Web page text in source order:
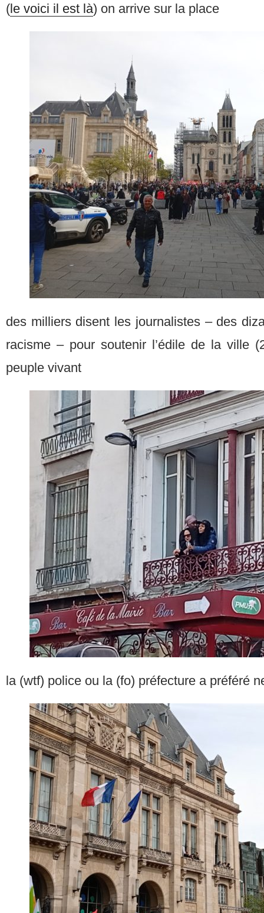
(le voici il est là) on arrive sur la place
des milliers disent les journalistes – des
racisme – pour soutenir l’édile de la ville
peuple vivant
la (wtf) police ou la (fo) préfecture a préféré